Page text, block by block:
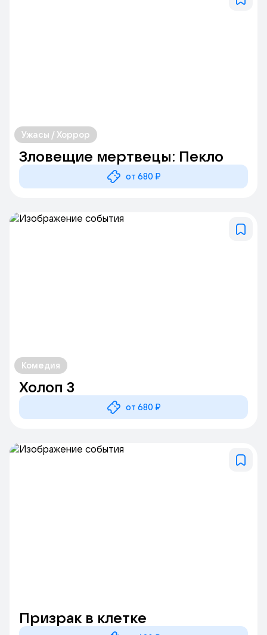
Ужасы / Хоррор
Зловещие мертвецы: Пекло
от 680 ₽
Комедия
Холоп 3
от 680 ₽
Призрак в клетке